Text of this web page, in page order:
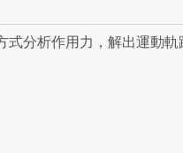
分析作用力，解出運動